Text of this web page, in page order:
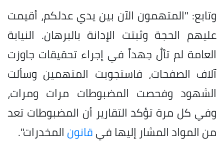
وتابع: "المتهمون الآن بين يدي عدلكم، أقيمت
عليهم الحجة وثبتت الإدانة بالبرهان. النيابة
العامة لم تألُ جهداً في إجراء تحقيقات جاوزت
آلاف الصفحات، فاستجوبت المتهمين وسألت
الشهود وفحصت المضبوطات مرات ومرات،
وفي كل مرة تؤكد التقارير أن المضبوطات تعد
من المواد المشار إليها فيقانونالمخدرات".